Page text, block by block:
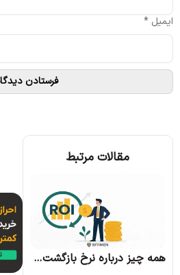
ایمیل *
مقالات مرتبط
همه چیز درباره نرخ بازگشت سرمایه و نحوه محاسبه آن